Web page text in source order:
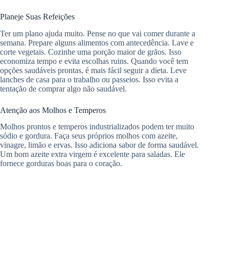
Planeje Suas Refeições
Ter um plano ajuda muito. Pense no que vai comer durante a
semana. Prepare alguns alimentos com antecedência. Lave e
corte vegetais. Cozinhe uma porção maior de grãos. Isso
economiza tempo e evita escolhas ruins. Quando você tem
opções saudáveis prontas, é mais fácil seguir a dieta. Leve
lanches de casa para o trabalho ou passeios. Isso evita a
tentação de comprar algo não saudável.
Atenção aos Molhos e Temperos
Molhos prontos e temperos industrializados podem ter muito
sódio e gordura. Faça seus próprios molhos com azeite,
vinagre, limão e ervas. Isso adiciona sabor de forma saudável.
Um bom azeite extra virgem é excelente para saladas. Ele
fornece gorduras boas para o coração.